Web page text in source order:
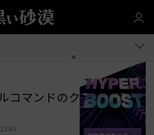
コマンドのクエストがで